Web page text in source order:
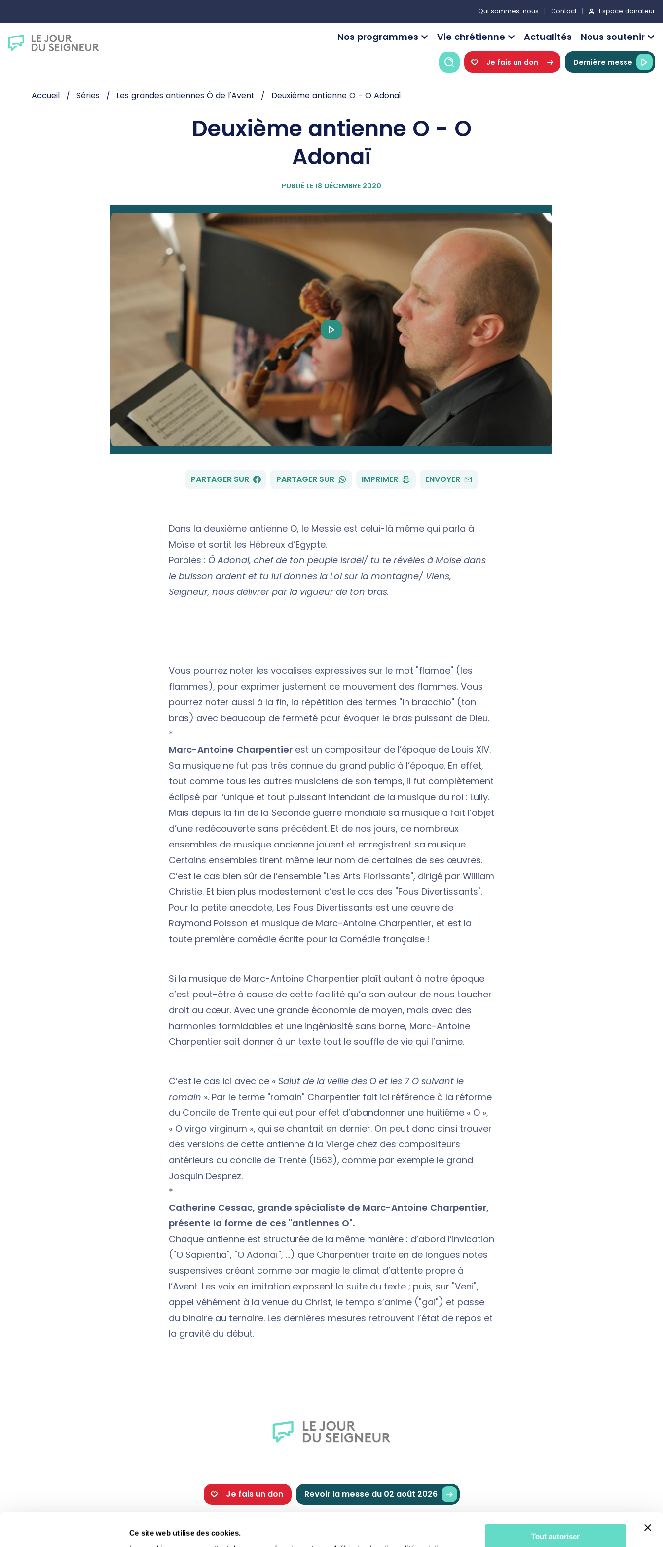
Ce site web utilise des cookies.
Tout autoriser
Qui sommes-nous Contact Espace donateur
Nos programmes Vie chrétienne Actualités Nous soutenir
RechercheJe fais un don Dernière messe
Accueil Séries Les grandes antiennes Ô de l'Avent Deuxième antienne O - O Adonaï
Deuxième antienne O - O
Adonaï
PUBLIÉ LE 18 DÉCEMBRE 2020
Play
Video
PARTAGER SUR FACEBOOK
PARTAGER SUR WHATSAPP
IMPRIMER ENVOYER PAR
Dans la deuxième antienne O, le Messie est celui-là même qui parla à
Moïse et sortit les Hébreux d’Egypte.
Paroles : Ô Adonai, chef de ton peuple Israël/ tu te révèles à Moïse dans
le buisson ardent et tu lui donnes la Loi sur la montagne/ Viens,
Seigneur, nous délivrer par la vigueur de ton bras.
Vous pourrez noter les vocalises expressives sur le mot "flamae" (les
flammes), pour exprimer justement ce mouvement des flammes. Vous
pourrez noter aussi à la fin, la répétition des termes "in bracchio" (ton
bras) avec beaucoup de fermeté pour évoquer le bras puissant de Dieu.
*
Marc-Antoine Charpentier est un compositeur de l’époque de Louis XIV.
Sa musique ne fut pas très connue du grand public à l’époque. En effet,
tout comme tous les autres musiciens de son temps, il fut complètement
éclipsé par l’unique et tout puissant intendant de la musique du roi : Lully.
Mais depuis la fin de la Seconde guerre mondiale sa musique a fait l’objet
d’une redécouverte sans précédent. Et de nos jours, de nombreux
ensembles de musique ancienne jouent et enregistrent sa musique.
Certains ensembles tirent même leur nom de certaines de ses œuvres.
C’est le cas bien sûr de l’ensemble "Les Arts Florissants", dirigé par William
Christie. Et bien plus modestement c’est le cas des "Fous Divertissants".
Pour la petite anecdote, Les Fous Divertissants est une œuvre de
Raymond Poisson et musique de Marc-Antoine Charpentier, et est la
toute première comédie écrite pour la Comédie française !
Si la musique de Marc-Antoine Charpentier plaît autant à notre époque
c’est peut-être à cause de cette facilité qu’a son auteur de nous toucher
droit au cœur. Avec une grande économie de moyen, mais avec des
harmonies formidables et une ingéniosité sans borne, Marc-Antoine
Charpentier sait donner à un texte tout le souffle de vie qui l’anime.
C’est le cas ici avec ce « Salut de la veille des O et les 7 O suivant le
romain ». Par le terme "romain" Charpentier fait ici référence à la réforme
du Concile de Trente qui eut pour effet d’abandonner une huitième « O »,
« O virgo virginum », qui se chantait en dernier. On peut donc ainsi trouver
des versions de cette antienne à la Vierge chez des compositeurs
antérieurs au concile de Trente (1563), comme par exemple le grand
Josquin Desprez.
*
Catherine Cessac, grande spécialiste de Marc-Antoine Charpentier,
présente la forme de ces "antiennes O".
Chaque antienne est structurée de la même manière : d’abord l’invication
("O Sapientia", "O Adonaï", ...) que Charpentier traite en de longues notes
suspensives créant comme par magie le climat d’attente propre à
l’Avent. Les voix en imitation exposent la suite du texte ; puis, sur "Veni",
appel véhément à la venue du Christ, le tempo s’anime ("gai") et passe
du binaire au ternaire. Les dernières mesures retrouvent l’état de repos et
la gravité du début.
Je fais un don Revoir la messe du 02 août 2026
RESTER INFORMÉ